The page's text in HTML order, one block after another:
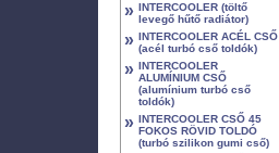
» INTERCOOLER (töltő
levegő hűtő radiátor)
» INTERCOOLER ACÉL CSŐ
(acél turbó cső toldók)
» INTERCOOLER
ALUMÍNIUM CSŐ
(alumínium turbó cső
toldók)
» INTERCOOLER CSŐ 45
FOKOS RÖVID TOLDÓ
(turbó szilikon gumi cső)